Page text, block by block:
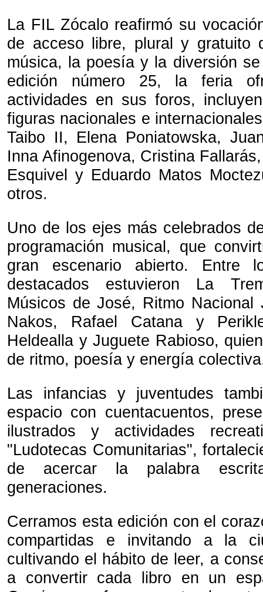
La FIL Zócalo reafirmó su
de acceso libre, plural y gratuito
música, la poesía y la diversión
edición número 25, la feria
actividades en sus foros,
figuras nacionales e
Taibo II, Elena Poniatowska,
Inna Afinogenova, Cristina
Esquivel y Eduardo Matos
otros.
Uno de los ejes más celebrados
programación musical, que
gran escenario abierto. Entre
destacados estuvieron La
Músicos de José, Ritmo Nacional
Nakos, Rafael Catana y
Heldealla y Juguete Rabioso,
de ritmo, poesía y energía
Las infancias y juventudes
espacio con cuentacuentos,
ilustrados y actividades
"Ludotecas Comunitarias",
de acercar la palabra
generaciones.
Cerramos esta edición con el
compartidas e invitando a la
cultivando el hábito de leer, a
a convertir cada libro en un